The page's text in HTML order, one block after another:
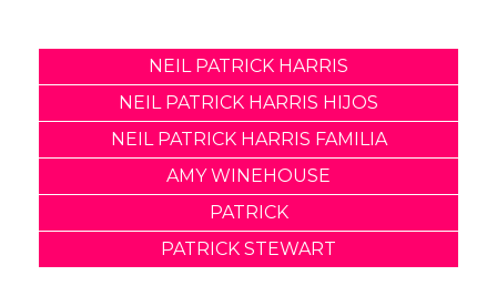
NEIL PATRICK HARRIS
NEIL PATRICK HARRIS HIJOS
NEIL PATRICK HARRIS FAMILIA
AMY WINEHOUSE
PATRICK
PATRICK STEWART